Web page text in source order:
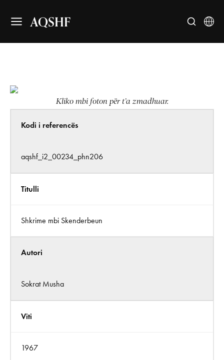
AQSHF
Kliko mbi foton për t’a zmadhuar.
Kodi i referencës
aqshf_i2_00234_phn206
Titulli
Shkrime mbi Skenderbeun
Autori
Sokrat Musha
Viti
1967